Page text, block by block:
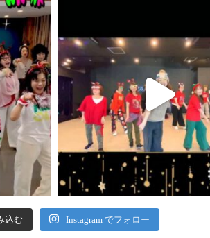
込む Instagram でフォロー